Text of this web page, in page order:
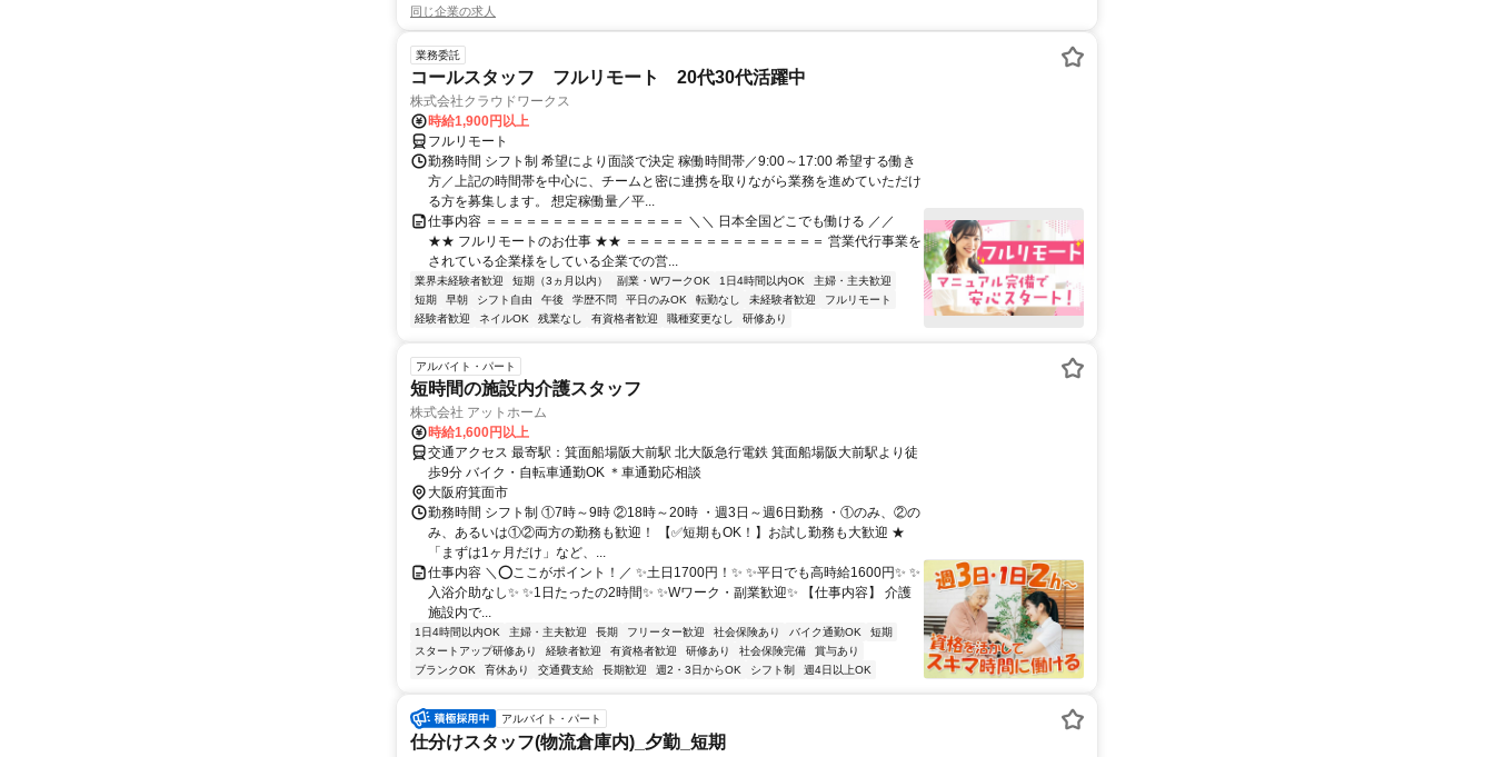
同じ企業の求人
業務委託
コールスタッフ フルリモート 20代30代活躍中
株式会社クラウドワークス
時給1,900円以上
フルリモート
勤務時間 シフト制 希望により面談で決定 稼働時間帯／9:00～17:00 希望する働き
方／上記の時間帯を中心に、チームと密に連携を取りながら業務を進めていただけ
る方を募集します。 想定稼働量／平...
仕事内容 ＝＝＝＝＝＝＝＝＝＝＝＝＝＝＝ ＼＼ 日本全国どこでも働ける ／／
★★ フルリモートのお仕事 ★★ ＝＝＝＝＝＝＝＝＝＝＝＝＝＝＝ 営業代行事業を
されている企業様をしている企業での営...
業界未経験者歓迎 短期（3ヵ月以内） 副業・WワークOK 1日4時間以内OK
主婦・主夫歓迎
短期
早朝 シフト自由 午後 学歴不問 平日のみOK 転勤なし 未経験者歓迎
フルリモート
経験者歓迎
ネイルOK 残業なし 有資格者歓迎 職種変更なし 研修あり
アルバイト・パート
短時間の施設内介護スタッフ
株式会社 アットホーム
時給1,600円以上
交通アクセス 最寄駅：箕面船場阪大前駅 北大阪急行電鉄 箕面船場阪大前駅より徒
歩9分 バイク・自転車通勤OK ＊車通勤応相談
大阪府箕面市
勤務時間 シフト制 ①7時～9時 ②18時～20時 ・週3日～週6日勤務 ・①のみ、②の
み、あるいは①②両方の勤務も歓迎！ 【✅️短期もOK！】お試し勤務も大歓迎 ★
「まずは1ヶ月だけ」など、...
仕事内容 ＼⭕️ここがポイント！／ ✨土日1700円！✨️ ✨️平日でも高時給1600円✨️ ✨️
入浴介助なし✨️ ✨️1日たったの2時間✨️ ✨️Wワーク・副業歓迎✨️ 【仕事内容】 介護
施設内で...
1日4時間以内OK 主婦・主夫歓迎 長期 フリーター歓迎 社会保険あり バイク通勤OK
短期
スタートアップ研修あり
経験者歓迎 有資格者歓迎 研修あり 社会保険完備
賞与あり
ブランクOK
育休あり 交通費支給 長期歓迎 週2・3日からOK シフト制 週4日以上OK
アルバイト・パート
仕分けスタッフ(物流倉庫内)_夕勤_短期